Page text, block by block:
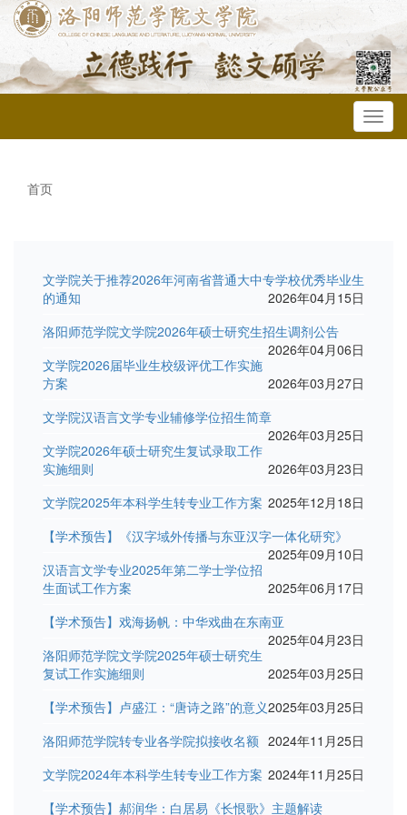
首页
文学院关于推荐2026年河南省普通大中专学校优秀毕业生
的通知
2026年04月15日
洛阳师范学院文学院2026年硕士研究生招生调剂公告
2026年04月06日
文学院2026届毕业生校级评优工作实施
方案
2026年03月27日
文学院汉语言文学专业辅修学位招生简章
2026年03月25日
文学院2026年硕士研究生复试录取工作
实施细则
2026年03月23日
文学院2025年本科学生转专业工作方案 2025年12月18日
【学术预告】《汉字域外传播与东亚汉字一体化研究》
2025年09月10日
汉语言文学专业2025年第二学士学位招
生面试工作方案
2025年06月17日
【学术预告】戏海扬帆：中华戏曲在东南亚
2025年04月23日
洛阳师范学院文学院2025年硕士研究生
复试工作实施细则
2025年03月25日
【学术预告】卢盛江：“唐诗之路”的意义2025年03月25日
洛阳师范学院转专业各学院拟接收名额 2024年11月25日
文学院2024年本科学生转专业工作方案 2024年11月25日
【学术预告】郝润华：白居易《长恨歌》主题解读